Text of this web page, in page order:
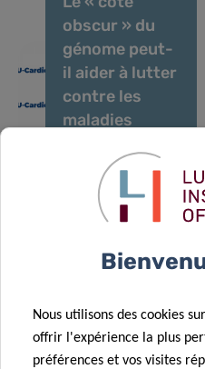
obscur » du
génome peut-
il aider à lutter
contre les
maladies
18 Nov 2020
Exposure to
what can the
children in
Luxembourg
tell us?
Nous utilisons des cookies
offrir l'expérience la plus
préférences et vos visites